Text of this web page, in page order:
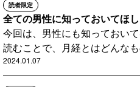
読者限定
全ての男性に知っておいてほ
今回は、男性にも知っておい
読むことで、月経とはどんな
2024.01.07